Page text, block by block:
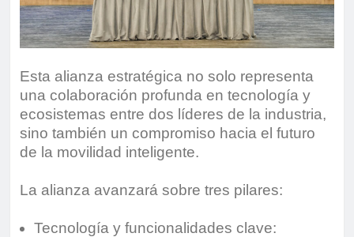
Esta alianza estratégica no solo representa
una colaboración profunda en tecnología y
ecosistemas entre dos líderes de la industria,
sino también un compromiso hacia el futuro
de la movilidad inteligente.
La alianza avanzará sobre tres pilares:
Tecnología y funcionalidades clave: